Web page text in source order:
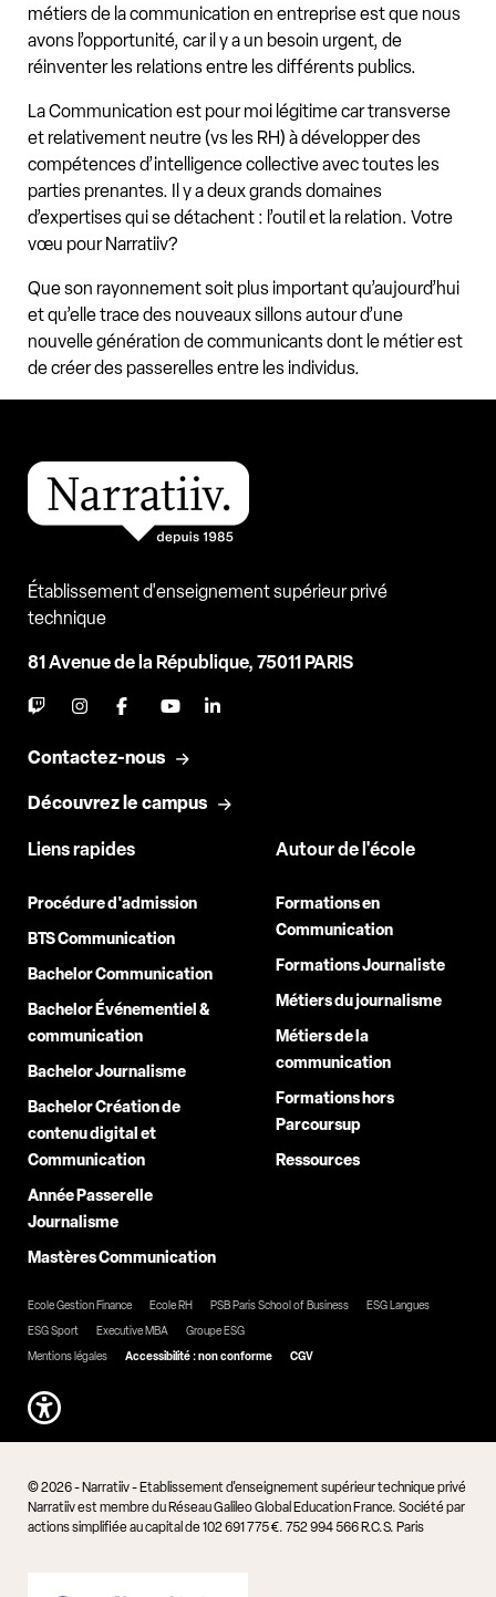
métiers de la communication en entreprise est que nous
avons l’opportunité, car il y a un besoin urgent, de
réinventer les relations entre les différents publics.
La Communication est pour moi légitime car transverse
et relativement neutre (vs les RH) à développer des
compétences d’intelligence collective avec toutes les
parties prenantes. Il y a deux grands domaines
d’expertises qui se détachent : l’outil et la relation. Votre
vœu pour Narratiiv?
Que son rayonnement soit plus important qu’aujourd’hui
et qu’elle trace des nouveaux sillons autour d’une
nouvelle génération de communicants dont le métier est
de créer des passerelles entre les individus.
Établissement d'enseignement supérieur privé
technique
81 Avenue de la République, 75011 PARIS
Contactez-nous
Découvrez le campus
Liens rapides
Procédure d'admission
BTS Communication
Bachelor Communication
Bachelor Événementiel &
communication
Bachelor Journalisme
Bachelor Création de
contenu digital et
Communication
Année Passerelle
Journalisme
Mastères Communication
Autour de l'école
Formations en
Communication
Formations Journaliste
Métiers du journalisme
Métiers de la
communication
Formations hors
Parcoursup
Ressources
Ecole Gestion Finance Ecole RH PSB Paris School of Business
ESG Langues
ESG Sport
Executive MBA
Groupe ESG
Mentions légales
Accessibilité : non conforme CGV
© 2026 - Narratiiv - Etablissement d'enseignement supérieur technique privé
Narratiiv est membre du Réseau Galileo Global Education France. Société par
actions simplifiée au capital de 102 691 775 €. 752 994 566 R.C.S. Paris